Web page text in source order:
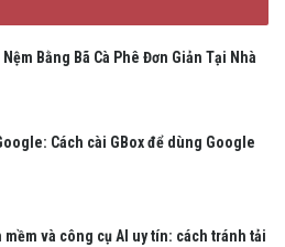
Bằng Bã Cà Phê Đơn Giản Tại Nhà
Cách cài GBox để dùng Google
mềm và công cụ AI uy tín: cách tránh tải